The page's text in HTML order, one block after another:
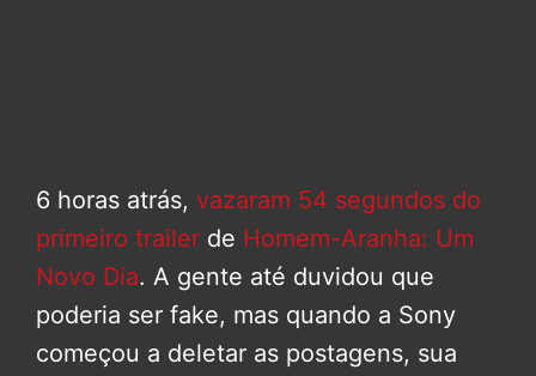
6 horas atrás, vazaram 54 segundos do
primeiro trailer de Homem-Aranha: Um
Novo Dia. A gente até duvidou que
poderia ser fake, mas quando a Sony
começou a deletar as postagens, sua